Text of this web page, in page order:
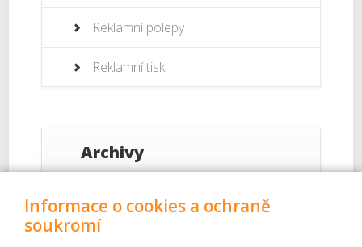
Reklamní polepy
Reklamní tisk
Archivy
Září 2017
Informace o cookies a ochraně
soukromí